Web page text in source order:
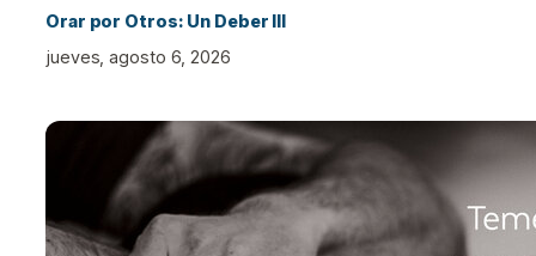
Orar por Otros: Un Deber III
jueves, agosto 6, 2026